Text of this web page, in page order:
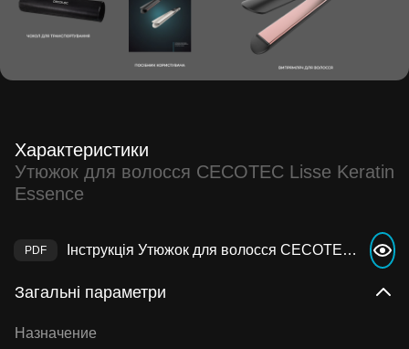
Характеристики
Утюжок для волосся CECOTEC Lisse Keratin
Essence
Інструкція Утюжок для волосся CECOTEC Lisse Keratin Essence
Загальні параметри
Назначение